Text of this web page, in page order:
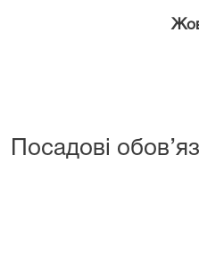
Посадові